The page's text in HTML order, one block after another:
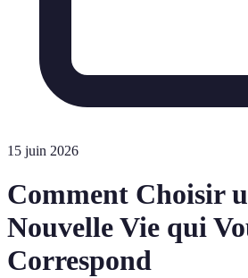
15 juin 2026
Comment Choisir
Nouvelle Vie qui
Correspond